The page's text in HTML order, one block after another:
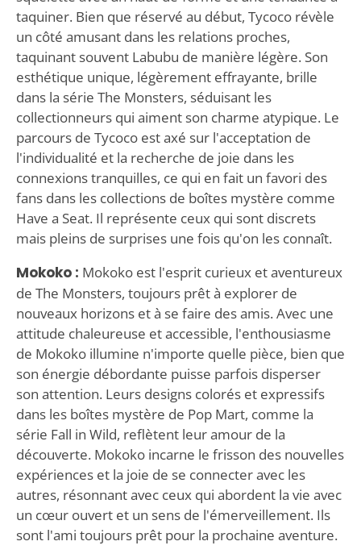
taquiner. Bien que réservé au début, Tycoco révèle
un côté amusant dans les relations proches,
taquinant souvent Labubu de manière légère. Son
esthétique unique, légèrement effrayante, brille
dans la série The Monsters, séduisant les
collectionneurs qui aiment son charme atypique. Le
parcours de Tycoco est axé sur l'acceptation de
l'individualité et la recherche de joie dans les
connexions tranquilles, ce qui en fait un favori des
fans dans les collections de boîtes mystère comme
Have a Seat. Il représente ceux qui sont discrets
mais pleins de surprises une fois qu'on les connaît.
Mokoko : Mokoko est l'esprit curieux et aventureux
de The Monsters, toujours prêt à explorer de
nouveaux horizons et à se faire des amis. Avec une
attitude chaleureuse et accessible, l'enthousiasme
de Mokoko illumine n'importe quelle pièce, bien que
son énergie débordante puisse parfois disperser
son attention. Leurs designs colorés et expressifs
dans les boîtes mystère de Pop Mart, comme la
série Fall in Wild, reflètent leur amour de la
découverte. Mokoko incarne le frisson des nouvelles
expériences et la joie de se connecter avec les
autres, résonnant avec ceux qui abordent la vie avec
un cœur ouvert et un sens de l'émerveillement. Ils
sont l'ami toujours prêt pour la prochaine aventure.